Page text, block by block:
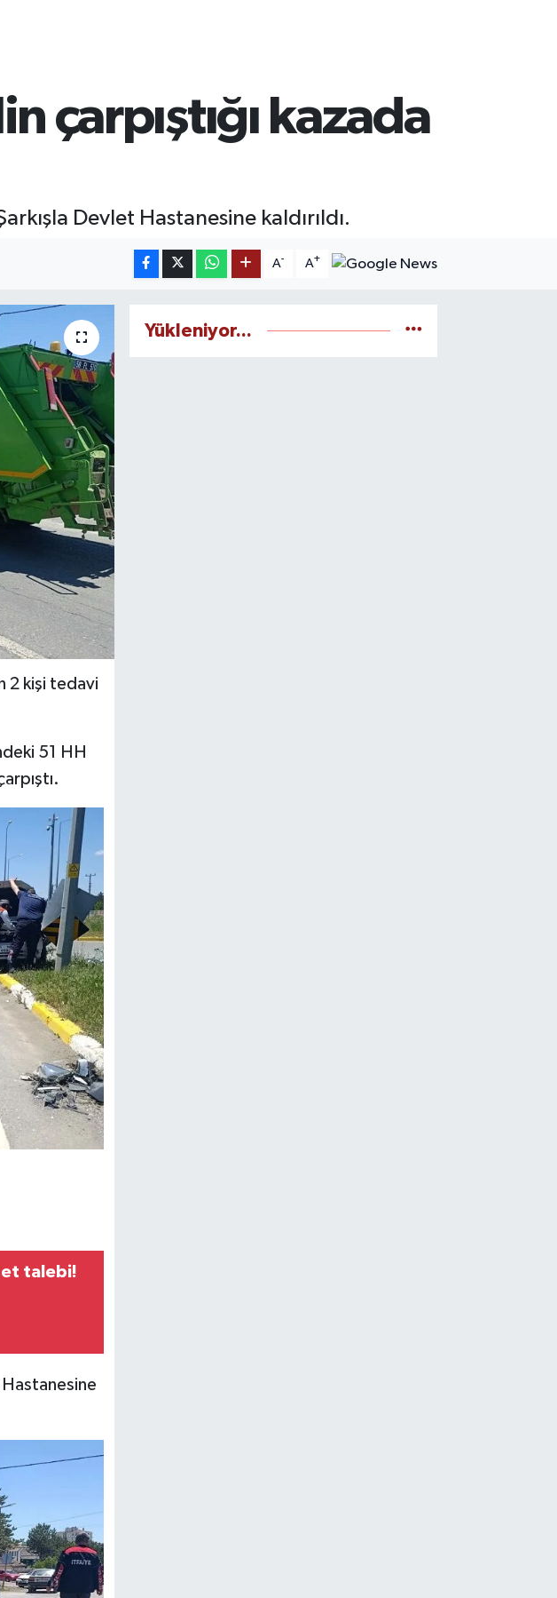
çarpıştığı kazada
Devlet Hastanesine kaldırıldı.
A- A+
2 kişi tedavi
51 HH
talebi!
Hastanesine
Yükleniyor...